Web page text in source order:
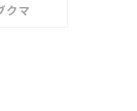
クマ